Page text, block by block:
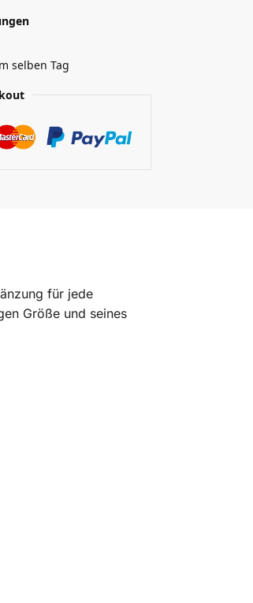
selben Tag
für jede
Größe und seines